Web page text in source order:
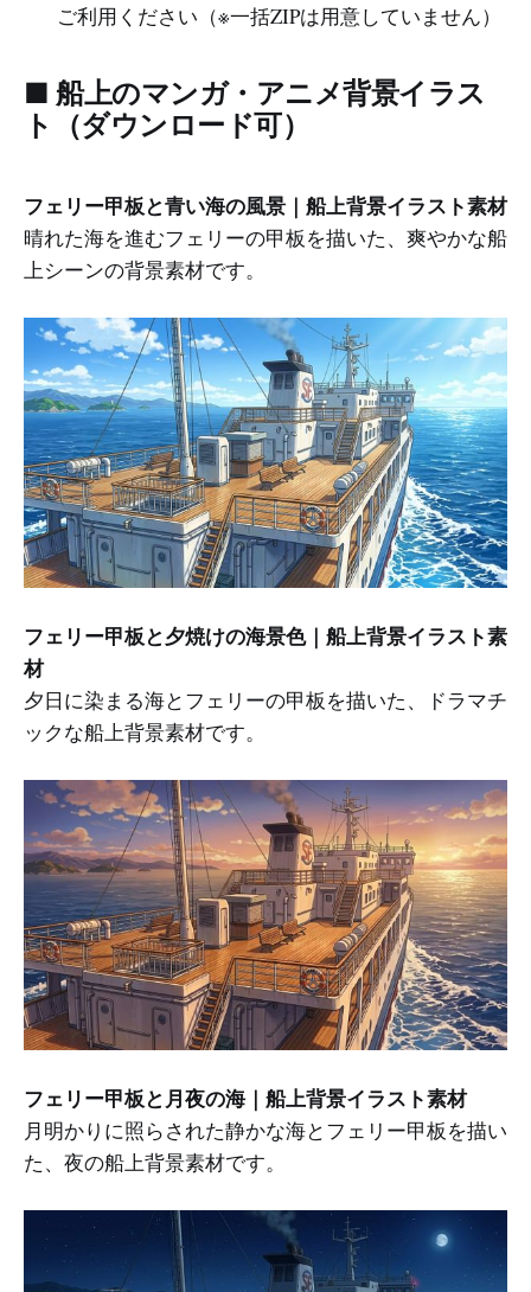
ご利用ください（※一括ZIPは用意していません）
■ 船上のマンガ・アニメ背景イラス
ト（ダウンロード可）
フェリー甲板と青い海の風景｜船上背景イラスト素材
晴れた海を進むフェリーの甲板を描いた、爽やかな船
上シーンの背景素材です。
フェリー甲板と夕焼けの海景色｜船上背景イラスト素
材
夕日に染まる海とフェリーの甲板を描いた、ドラマチ
ックな船上背景素材です。
フェリー甲板と月夜の海｜船上背景イラスト素材
月明かりに照らされた静かな海とフェリー甲板を描い
た、夜の船上背景素材です。